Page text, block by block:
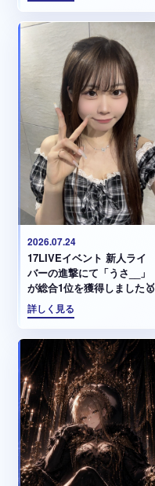
2026.07.24
17LIVEイベント 新人ライ
バーの進撃にて「うさ__」
が総合1位を獲得しました🥇
詳しく見る